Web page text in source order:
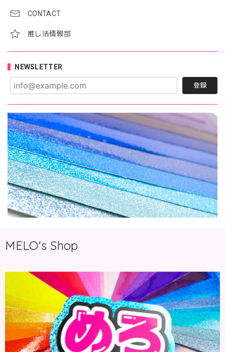
CONTACT
推し活情報部
NEWSLETTER
登録
MELO's Shop